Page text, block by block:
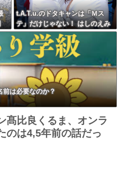
t.A.T.u.のドタキャンは「Ｍス
テ」だけじゃない！ はしのえみ
「来なかったんですよ…」
前は必要なのか？
髙比良くるま、オンラ
のは4,5年前の話だっ